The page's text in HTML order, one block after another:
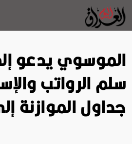
الموسوي يدعو
سلم الرواتب
جداول الموازنة